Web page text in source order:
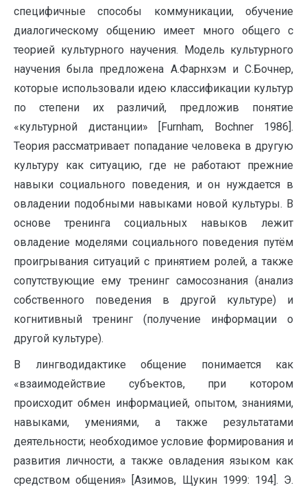
специфичные способы коммуникации, обучение
диалогическому общению имеет много общего с
теорией культурного научения. Модель культурного
научения была предложена А.Фарнхэм и С.Бочнер,
которые использовали идею классификации культур
по степени их различий, предложив понятие
«культурной дистанции» [Furnham, Bochner 1986].
Теория рассматривает попадание человека в другую
культуру как ситуацию, где не работают прежние
навыки социального поведения, и он нуждается в
овладении подобными навыками новой культуры. В
основе тренинга социальных навыков лежит
овладение моделями социального поведения путём
проигрывания ситуаций с принятием ролей, а также
сопутствующие ему тренинг самосознания (анализ
собственного поведения в другой культуре) и
когнитивный тренинг (получение информации о
другой культуре).
В лингводидактике общение понимается как
«взаимодействие субъектов, при котором
происходит обмен информацией, опытом, знаниями,
навыками, умениями, а также результатами
деятельности; необходимое условие формирования и
развития личности, а также овладения языком как
средством общения» [Азимов, Щукин 1999: 194]. Э.